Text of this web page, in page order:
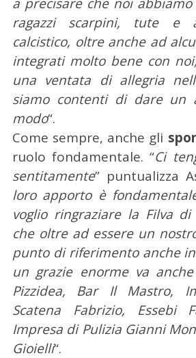
ragazzi scarpini, tute e
calcistico, oltre anche ad
integrati molto bene con
una ventata di allegria
siamo contenti di dare un
modo“.
Come sempre, anche gli
ruolo fondamentale. “Ci
sentitamente” puntualizza
loro apporto è
voglio ringraziare la Filva di
che oltre ad essere un
punto di riferimento anche
un grazie enorme va anche
Pizzidea, Bar Il Mastro,
Scatena Fabrizio, Essebi
Impresa di Pulizia Gianni
Gioielli“.
e
r
c
a
e
: